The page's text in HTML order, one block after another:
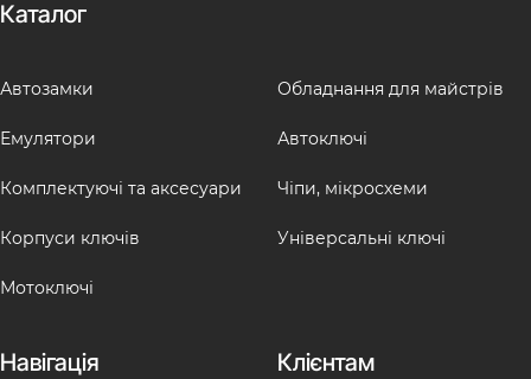
Каталог
Автозамки
Емулятори
Комплектуючі та аксесуари
Корпуси ключів
Мотоключі
Обладнання для майстрів
Автоключі
Чіпи, мікросхеми
Універсальні ключі
Навігація Клієнтам